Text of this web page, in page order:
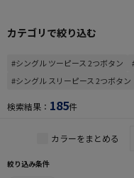
カテゴリで絞り込む
#シングル ツーピース 2つボタン
#シングル スリーピース 2つボタン
検索結果： 185件
カラーをまとめる
絞り込み条件